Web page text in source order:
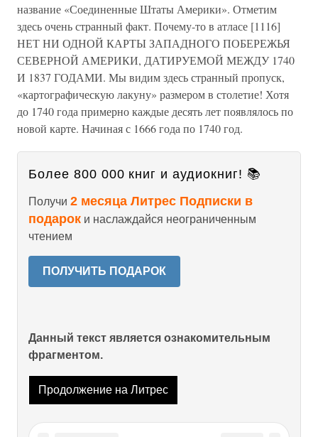
название «Соединенные Штаты Америки». Отметим
здесь очень странный факт. Почему-то в атласе [1116]
НЕТ НИ ОДНОЙ КАРТЫ ЗАПАДНОГО ПОБЕРЕЖЬЯ
СЕВЕРНОЙ АМЕРИКИ, ДАТИРУЕМОЙ МЕЖДУ 1740
И 1837 ГОДАМИ. Мы видим здесь странный пропуск,
«картографическую лакуну» размером в столетие! Хотя
до 1740 года примерно каждые десять лет появлялось по
новой карте. Начиная с 1666 года по 1740 год.
Более 800 000 книг и аудиокниг! 📚
Получи 2 месяца Литрес Подписки в
подарок и наслаждайся неограниченным
чтением
ПОЛУЧИТЬ ПОДАРОК
Данный текст является ознакомительным
фрагментом.
Продолжение на Литрес